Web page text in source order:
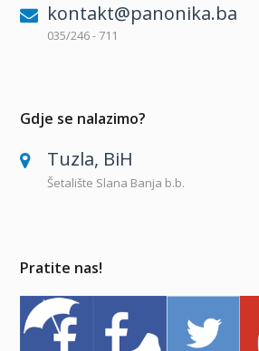
kontakt@panonika.ba
035/246 - 711
Gdje se nalazimo?
Tuzla, BiH
Šetalište Slana Banja b.b.
Pratite nas!